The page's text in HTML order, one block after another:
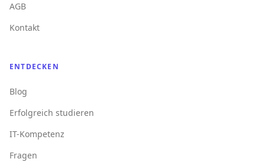
AGB
Kontakt
ENTDECKEN
Blog
Erfolgreich studieren
IT-Kompetenz
Fragen